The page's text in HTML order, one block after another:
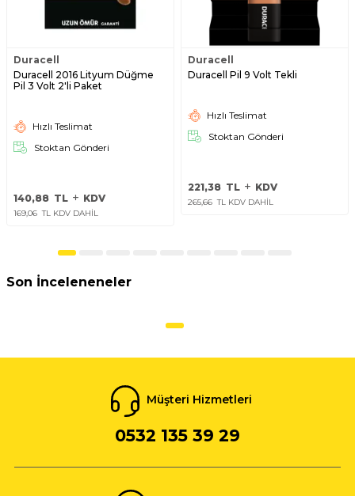
Duracell
Duracell 2016 Lityum Düğme
Pil 3 Volt 2'li Paket
Hızlı Teslimat
Stoktan Gönderi
140,88 TL KDV
169,06 TL KDV DAHİL
Duracell
Duracell Pil 9 Volt Tekli
Hızlı Teslimat
Stoktan Gönderi
221,38 TL KDV
265,66 TL KDV DAHİL
Son İnceleneneler
Müşteri Hizmetleri
0532 135 39 29